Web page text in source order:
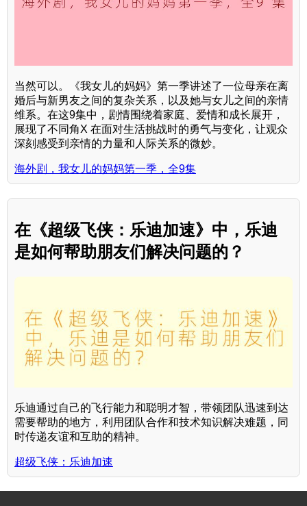
当然可以。《我女儿的妈妈》第一季讲述了一位母亲在离
婚后与新男友之间的复杂关系，以及她与女儿之间的亲情
维系。在这9集中，剧情围绕着家庭、爱情和成长展开，
展现了不同角X 在面对生活挑战时的勇气与变化，让观众
深刻感受到亲情的力量和人际关系的微妙。
海外剧，我女儿的妈妈第一季，全9集
在《超级飞侠：乐迪加速》中，乐迪
是如何帮助朋友们解决问题的？
乐迪通过自己的飞行能力和聪明才智，带领团队迅速到达
需要帮助的地方，利用团队合作和技术知识解决难题，同
时传递友谊和互助的精神。
超级飞侠：乐迪加速